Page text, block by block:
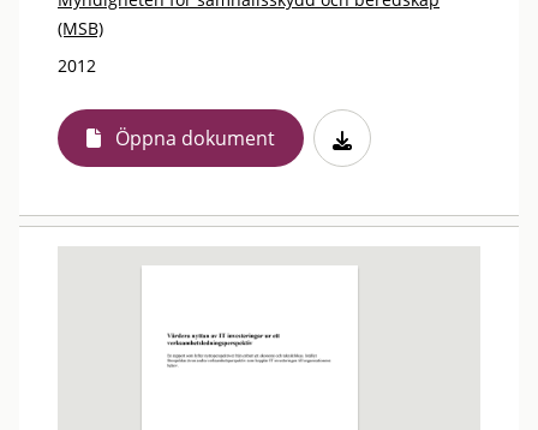
(MSB)
2012
Öppna dokument